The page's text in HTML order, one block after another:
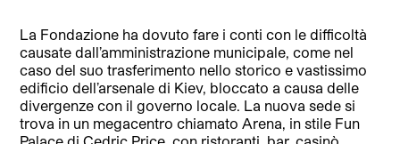
La Fondazione ha dovuto fare i conti con le difficoltà
causate dall’amministrazione municipale, come nel
caso del suo trasferimento nello storico e vastissimo
edificio dell’arsenale di Kiev, bloccato a causa delle
divergenze con il governo locale. La nuova sede si
trova in un megacentro chiamato Arena, in stile Fun